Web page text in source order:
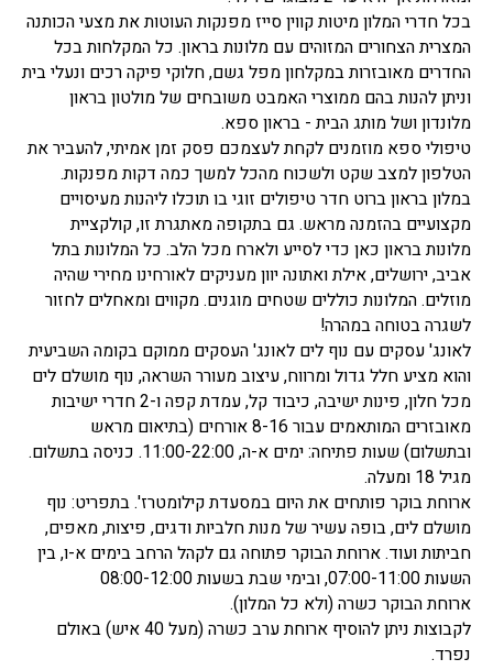
בכל חדרי המלון מיטות קווין סייז מפנקות העוטות את מצעי הכותנה
המצרית הצחורים המזוהים עם מלונות בראון. כל המקלחות בכל
החדרים מאובזרות במקלחון מפל גשם, חלוקי פיקה רכים ונעלי בית
וניתן להנות בהם ממוצרי האמבט משובחים של מולטון בראון
מלונדון ושל מותג הבית - בראון ספא.
טיפולי ספא מוזמנים לקחת לעצמכם פסק זמן אמיתי, להעביר את
הטלפון למצב שקט ולשכוח מהכל למשך כמה דקות מפנקות.
במלון בראון ברוט חדר טיפולים זוגי בו תוכלו ליהנות מעיסויים
מקצועיים בהזמנה מראש. גם בתקופה מאתגרת זו, קולקציית
מלונות בראון כאן כדי לסייע ולארח מכל הלב. כל המלונות בתל
אביב, ירושלים, אילת ואתונה יוון מעניקים לאורחינו מחירי שהיה
מוזלים. המלונות כוללים שטחים מוגנים. מקווים ומאחלים לחזור
לשגרה בטוחה במהרה!
לאונג' עסקים עם נוף לים לאונג' העסקים ממוקם בקומה השביעית
והוא מציע חלל גדול ומרווח, עיצוב מעורר השראה, נוף מושלם לים
מכל חלון, פינות ישיבה, כיבוד קל, עמדת קפה ו-2 חדרי ישיבות
מאובזרים המותאמים עבור 8-16 אורחים (בתיאום מראש
ובתשלום) שעות פתיחה: ימים א-ה, 11:00-22:00. כניסה בתשלום.
מגיל 18 ומעלה.
ארוחת בוקר פותחים את היום במסעדת קילומטרז'. בתפריט: נוף
מושלם לים, בופה עשיר של מנות חלביות ודגים, פיצות, מאפים,
חביתות ועוד. ארוחת הבוקר פתוחה גם לקהל הרחב בימים א-ו, בין
השעות 07:00-11:00, ובימי שבת בשעות 08:00-12:00
ארוחת הבוקר כשרה (ולא כל המלון).
לקבוצות ניתן להוסיף ארוחת ערב כשרה (מעל 40 איש) באולם
נפרד.